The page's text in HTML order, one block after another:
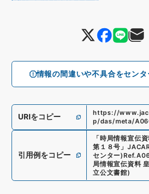
情報の間違いや不具合をセン
URIをコピー
https://
p/das/meta/
引用例をコピー
「時局情報宣伝
第１８号 」
センター) Ref.
局情報宣伝資料
立公文書館)